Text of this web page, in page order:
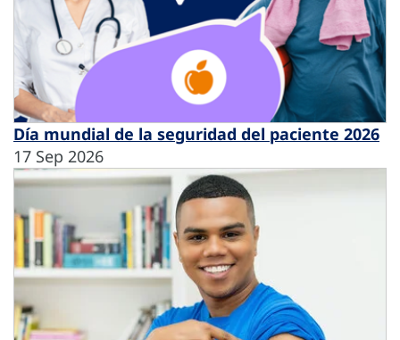
Día mundial de la seguridad del paciente 2026
17 Sep 2026